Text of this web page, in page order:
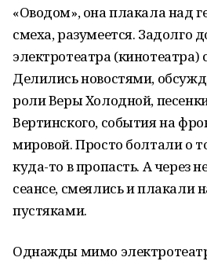
«Оводом», она плакала над
смеха, разумеется. Задолго
электротеатра
Делились новостями,
роли Веры Холодной,
Вертинского, события на
мировой. Просто болтали о
куда-то в пропасть. А через
сеансе, смеялись и плакали
пустяками.
Однажды мимо